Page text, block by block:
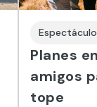
Planes
amigos
tope